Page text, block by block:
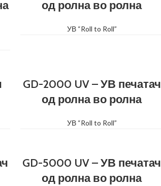
од ролна во ролна
УВ “Roll to Roll”
GD-2000 UV – УВ печатач
од ролна во ролна
УВ “Roll to Roll”
GD-5000 UV – УВ печатач
од ролна во ролна